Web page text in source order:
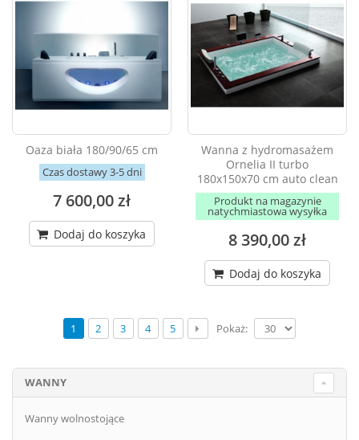
Oaza biała 180/90/65 cm
Czas dostawy 3-5 dni
7 600,00 zł
Dodaj do koszyka
Wanna z hydromasażem
Ornelia II turbo
180x150x70 cm auto clean
Produkt na magazynie
natychmiastowa wysyłka
8 390,00 zł
Dodaj do koszyka
1 2 3 4 5 Pokaż:
WANNY
Wanny wolnostojące